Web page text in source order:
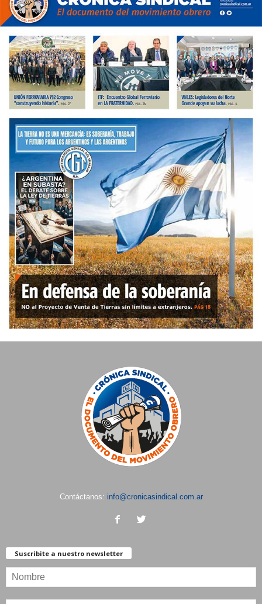
Contáctanos: info@cronicasindical.com.ar
Suscribite a nuestro newsletter